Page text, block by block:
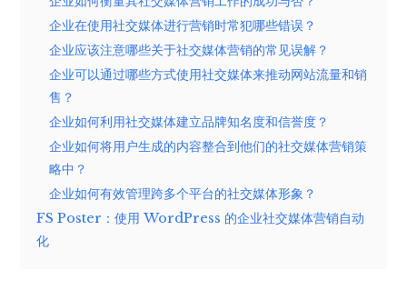
企业在使用社交媒体进行营销时常犯哪些错误？
企业应该注意哪些关于社交媒体营销的常见误解？
企业可以通过哪些方式使用社交媒体来推动网站流量和销
售？
企业如何利用社交媒体建立品牌知名度和信誉度？
企业如何将用户生成的内容整合到他们的社交媒体营销策
略中？
企业如何有效管理跨多个平台的社交媒体形象？
FS Poster：使用 WordPress 的企业社交媒体营销自动
化